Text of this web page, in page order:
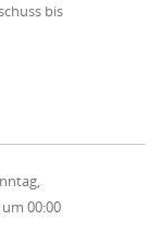
bis
um 00:00